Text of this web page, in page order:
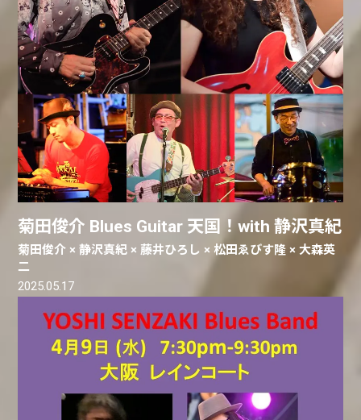
菊田俊介 Blues Guitar 天国！with 静沢真紀
菊田俊介 × 静沢真紀 × 藤井ひろし × 松田ゑびす隆 × 大森英
二
2025.05.17